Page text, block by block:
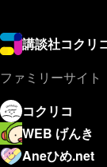
講談社コクリ
ファミリーサイト
コクリコ
WEB げんき
Aneひめ.net